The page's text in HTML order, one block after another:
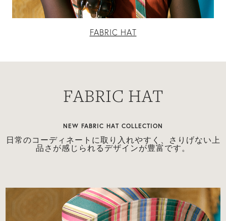
FABRIC HAT
FABRIC HAT
NEW FABRIC HAT COLLECTION
日常のコーディネートに取り入れやすく、さりげない上
品さが感じられるデザインが豊富です。